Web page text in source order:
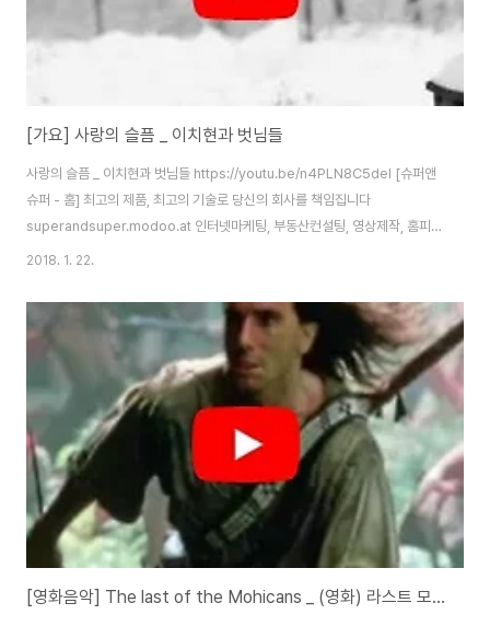
[가요] 사랑의 슬픔 _ 이치현과 벗님들
사랑의 슬픔 _ 이치현과 벗님들 https://youtu.be/n4PLN8C5deI [슈퍼앤
슈퍼 - 홈] 최고의 제품, 최고의 기술로 당신의 회사를 책임집니다
superandsuper.modoo.at 인터넷마케팅, 부동산컨설팅, 영상제작, 홈피
제작, 블로그제작, 제작홍보, 방송제작, 인터넷쇼핑몰
2018. 1. 22.
[영화음악] The last of the Mohicans _ (영화) 라스트 모히칸